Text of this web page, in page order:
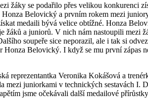
žáky se podařilo přes velikou konkurenci
Belovický a prvním rokem mezi
medaili bývá velice obtížné. Honza
žáků a juniorů. V nich nám nastoupili
soupeře sice neporazil, ale i tak si
Belovický. I když se mu první zápas
reprezentantka Veronika Kokášová a
mezi juniorkami v technických sestavách
jsme očekávali další medailové